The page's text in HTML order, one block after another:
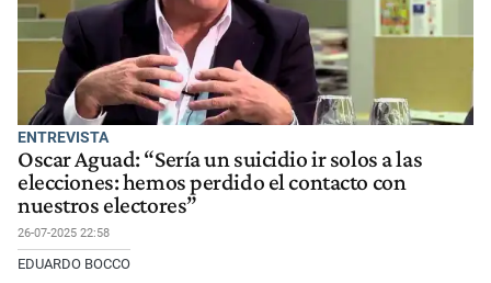
ENTREVISTA
Oscar Aguad: “Sería un suicidio ir solos a las
elecciones: hemos perdido el contacto con
nuestros electores”
26-07-2025 22:58
EDUARDO BOCCO